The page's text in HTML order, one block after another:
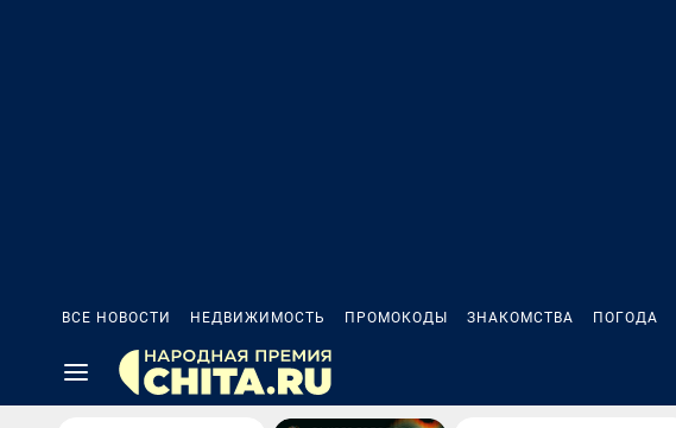
ВСЕ НОВОСТИ НЕДВИЖИМОСТЬ ПРОМОКОДЫ ЗНАКОМСТВА ПОГОДА